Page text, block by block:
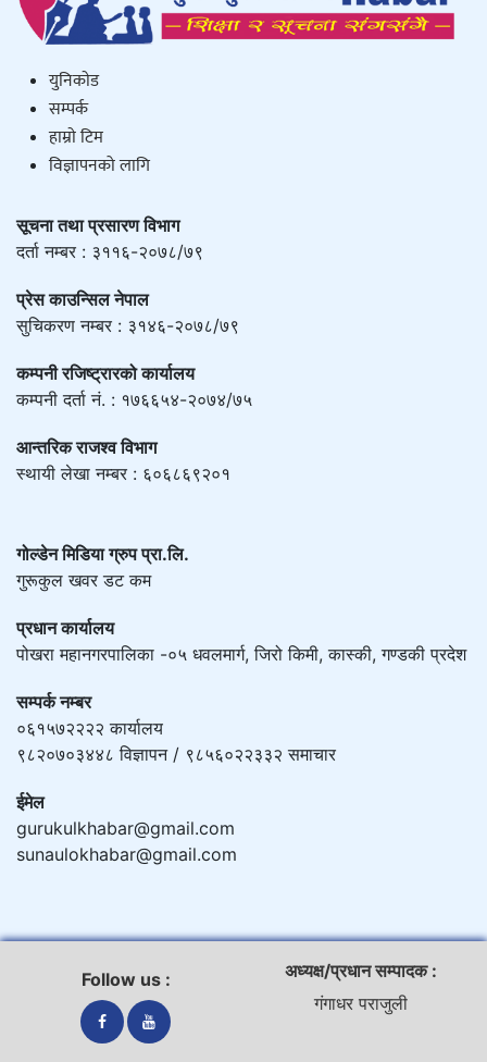
युनिकाेड
सम्पर्क
हाम्राे टिम
विज्ञापनको लागि
सूचना तथा प्रसारण विभाग
दर्ता नम्बर : ३११६-२०७८/७९
प्रेस काउन्सिल नेपाल
सुचिकरण नम्बर : ३१४६-२०७८/७९
कम्पनी रजिष्ट्रारको कार्यालय
कम्पनी दर्ता नं. : १७६६५४-२०७४/७५
आन्तरिक राजश्व विभाग
स्थायी लेखा नम्बर : ६०६८६९२०१
गोल्डेन मिडिया ग्रुप प्रा.लि.
गुरूकुल खवर डट कम
प्रधान कार्यालय
पोखरा महानगरपालिका -०५ धवलमार्ग, जिरो किमी, कास्की, गण्डकी प्रदेश
सम्पर्क नम्बर
०६१५७२२२२ कार्यालय
९८२०७०३४४८ विज्ञापन / ९८५६०२२३३२ समाचार
ईमेल
gurukulkhabar@gmail.com
sunaulokhabar@gmail.com
Follow us :
अध्यक्ष/प्रधान सम्पादक :
गंगाधर पराजुली